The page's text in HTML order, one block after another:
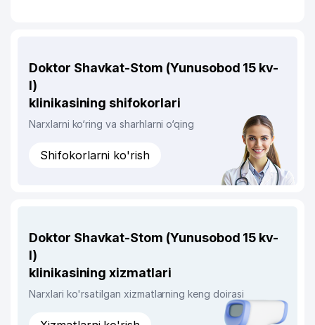
Doktor Shavkat-Stom (Yunusobod 15 kv-
l)
klinikasining shifokorlari
Narxlarni ko‘ring va sharhlarni o‘qing
Shifokorlarni ko'rish
Doktor Shavkat-Stom (Yunusobod 15 kv-
l)
klinikasining xizmatlari
Narxlari ko'rsatilgan xizmatlarning keng doirasi